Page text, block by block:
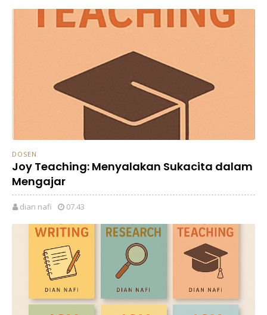
DOSEN
Joy Teaching: Menyalakan Sukacita dalam
Mengajar
dian nafi 07.43